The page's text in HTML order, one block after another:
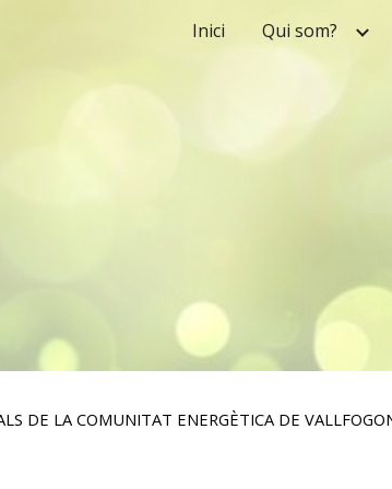
Skip to main content
Inici Qui som?
DE LA COMUNITAT ENERGÈTICA DE